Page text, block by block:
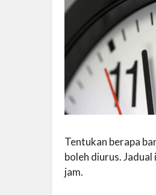
Tentukan berapa
boleh diurus.
jam.